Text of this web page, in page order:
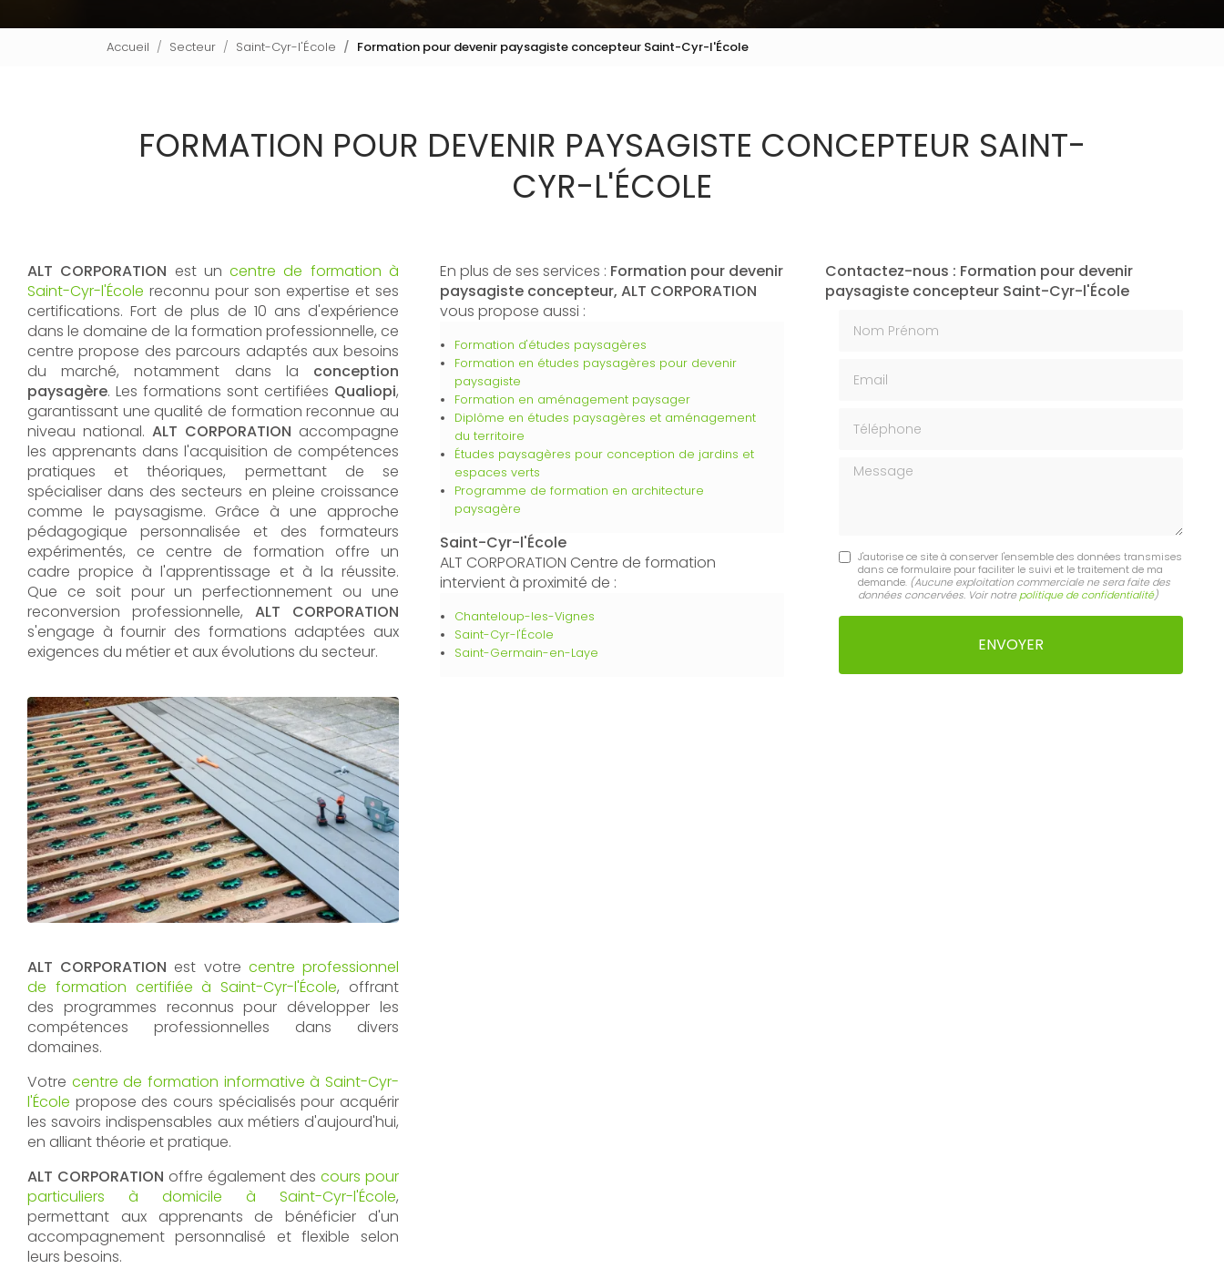
Accueil Secteur Saint-Cyr-l'École Formation pour devenir paysagiste concepteur Saint-Cyr-l'École
FORMATION POUR DEVENIR PAYSAGISTE CONCEPTEUR SAINT-
CYR-L'ÉCOLE
ALT CORPORATION est uncentre de formation à
Saint-Cyr-l'École reconnu pour son expertise et ses
certifications. Fort de plus de 10 ans d'expérience
dans le domaine de la formation professionnelle, ce
centre propose des parcours adaptés aux besoins
du marché, notamment dans la conception
paysagère. Les formations sont certifiées Qualiopi,
garantissant une qualité de formation reconnue au
niveau national. ALT CORPORATION accompagne
les apprenants dans l'acquisition de compétences
pratiques et théoriques, permettant de se
spécialiser dans des secteurs en pleine croissance
comme le paysagisme. Grâce à une approche
pédagogique personnalisée et des formateurs
expérimentés, ce centre de formation offre un
cadre propice à l'apprentissage et à la réussite.
Que ce soit pour un perfectionnement ou une
reconversion professionnelle, ALT CORPORATION​​​​​​​
s'engage à fournir des formations adaptées aux
exigences du métier et aux évolutions du secteur.
ALT CORPORATION est votre centre professionnel
de formation certifiée à Saint-Cyr-l'École, offrant
des programmes reconnus pour développer les
compétences professionnelles dans divers
domaines.
Votre centre de formation informative à Saint-Cyr-
l'École propose des cours spécialisés pour acquérir
les savoirs indispensables aux métiers d'aujourd'hui,
en alliant théorie et pratique.
ALT CORPORATION offre également descours pour
particuliers à domicile à Saint-Cyr-l'École,
permettant aux apprenants de bénéficier d'un
accompagnement personnalisé et flexible selon
leurs besoins.
En plus de ses services : Formation pour devenir
paysagiste concepteur, ALT CORPORATION
vous propose aussi :
Formation d'études paysagères
Formation en études paysagères pour devenir
paysagiste
Formation en aménagement paysager
Diplôme en études paysagères et aménagement
du territoire
Études paysagères pour conception de jardins et
espaces verts
Programme de formation en architecture
paysagère
Saint-Cyr-l'École
ALT CORPORATION Centre de formation
intervient à proximité de :
Chanteloup-les-Vignes
Saint-Cyr-l'École
Saint-Germain-en-Laye
Contactez-nous : Formation pour devenir
paysagiste concepteur Saint-Cyr-l'École
Message
J'autorise ce site à conserver l'ensemble des données transmises
dans ce formulaire pour faciliter le suivi et le traitement de ma
demande. (Aucune exploitation commerciale ne sera faite des
données concervées. Voir notre politique de confidentialité)